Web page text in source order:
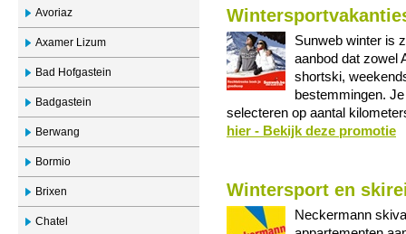
Avoriaz
Axamer Lizum
Bad Hofgastein
Badgastein
Berwang
Bormio
Brixen
Chatel
Sunweb winter is
aanbod dat zowel
shortski,
bestemmingen.
selecteren op aantal
hier - Bekijk deze promotie
Wintersport en
Neckermann